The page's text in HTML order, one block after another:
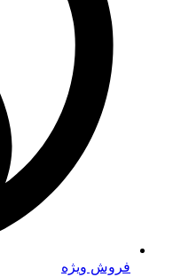
فروش ویژه